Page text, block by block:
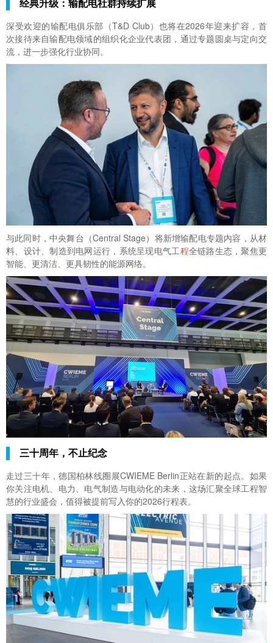
经典升级：输配电社群持续扩展
深受欢迎的输配电俱乐部（T&D Club）也将在2026年迎来扩容，首
次接待来自输配电领域的组织化企业代表团，通过专题圆桌与定向交
流，进一步强化行业协同。
与此同时，中央舞台（Central Stage）将新增输配电专题内容，从材
料、设计、制造到电网运行，系统呈现电气工程全链路生态，聚焦更
智能、更清洁、更具韧性的能源网络。
三十周年，不止纪念
走过三十年，德国柏林线圈展CWIEME Berlin正站在新的起点。如果
你关注电机、电力、电气制造与电动化的未来，这场汇聚全球工程智
慧的行业盛会，值得被提前写入你的2026行程表。